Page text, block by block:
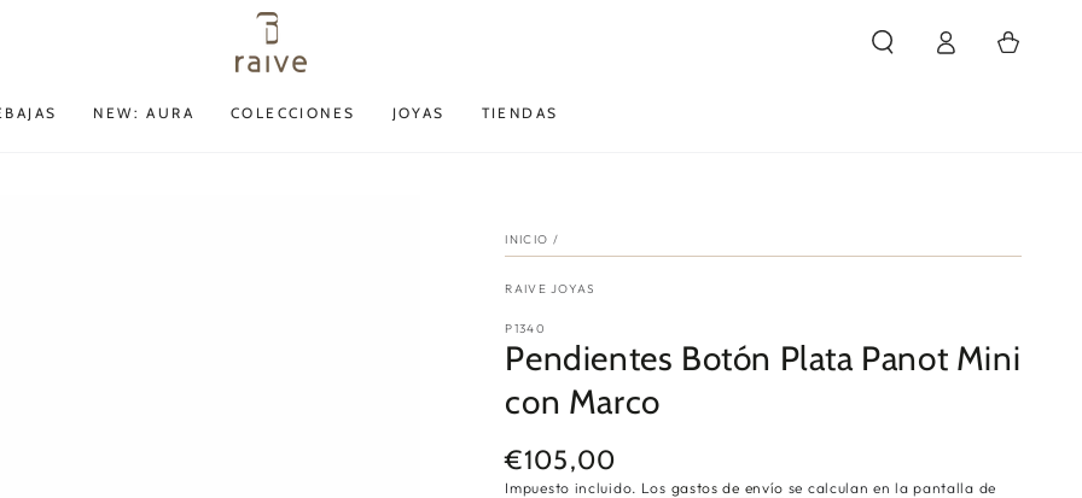
NEW: AURA COLECCIONES JOYAS TIENDAS
sesión
Carrito
INICIO /
RAIVE JOYAS
P1340
Pendientes Botón Plata Panot Mini
con Marco
Precio
regular
€105,00
Impuesto incluido. Los gastos de envío se calculan en la pantalla de